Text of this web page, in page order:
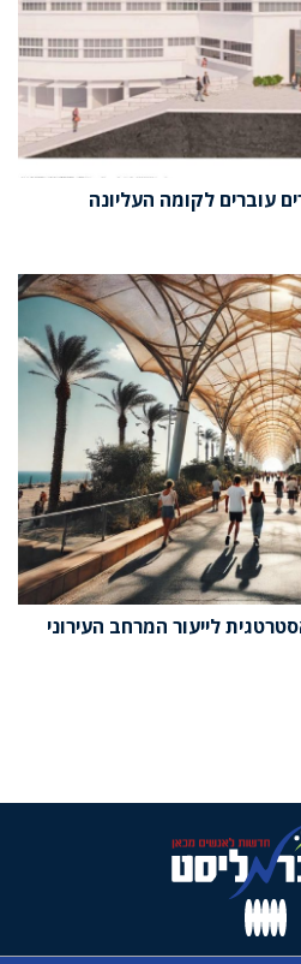
עוברים לקומה העליונה
לייעור המרחב העירוני